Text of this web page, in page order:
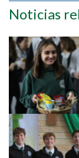
Noticias